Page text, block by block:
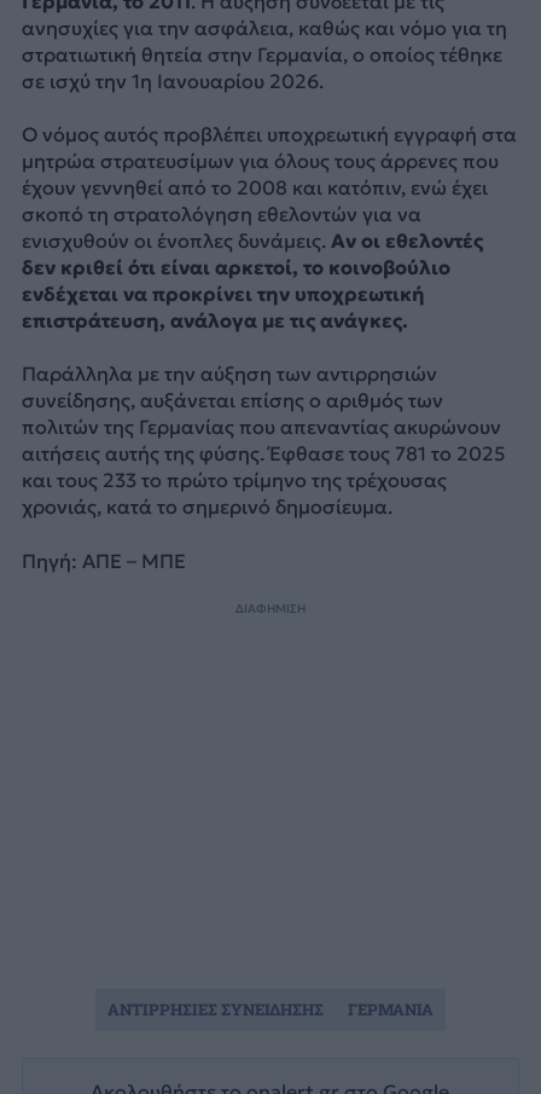
ανησυχίες για την ασφάλεια, καθώς και νόμο για τη
στρατιωτική θητεία στην Γερμανία, ο οποίος τέθηκε
σε ισχύ την 1η Ιανουαρίου 2026.
Ο νόμος αυτός προβλέπει υποχρεωτική εγγραφή στα
μητρώα στρατευσίμων για όλους τους άρρενες που
έχουν γεννηθεί από το 2008 και κατόπιν, ενώ έχει
σκοπό τη στρατολόγηση εθελοντών για να
ενισχυθούν οι ένοπλες δυνάμεις. Αν οι εθελοντές
δεν κριθεί ότι είναι αρκετοί, το κοινοβούλιο
ενδέχεται να προκρίνει την υποχρεωτική
επιστράτευση, ανάλογα με τις ανάγκες.
Παράλληλα με την αύξηση των αντιρρησιών
συνείδησης, αυξάνεται επίσης ο αριθμός των
πολιτών της Γερμανίας που απεναντίας ακυρώνουν
αιτήσεις αυτής της φύσης. Έφθασε τους 781 το 2025
και τους 233 το πρώτο τρίμηνο της τρέχουσας
χρονιάς, κατά το σημερινό δημοσίευμα.
Πηγή: ΑΠΕ – ΜΠΕ
ΔΙΑΦΗΜΙΣΗ
ΑΝΤΙΡΡΗΣΙΕΣ ΣΥΝΕΙΔΗΣΗΣ ΓΕΡΜΑΝΙΑ